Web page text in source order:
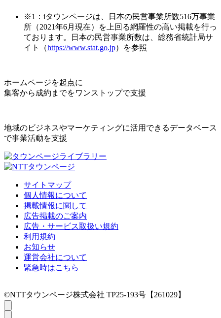
※1：iタウンページは、日本の民営事業所数516万事業
所（2021年6月現在）を上回る網羅性の高い掲載を行っ
ております。日本の民営事業所数は、総務省統計局サ
イト（https://www.stat.go.jp）を参照
ホームページを起点に
集客から成約までをワンストップで支援
地域のビジネスやマーケティングに活用できるデータベース
で事業活動を支援
サイトマップ
個人情報について
掲載情報に関して
広告掲載のご案内
広告・サービス取扱い規約
利用規約
お知らせ
運営会社について
緊急時はこちら
©NTTタウンページ株式会社 TP25-193号【261029】